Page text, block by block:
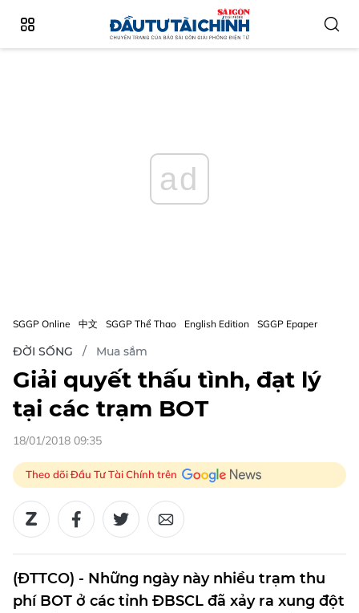
ad
SGGP Online 中文 SGGP Thể Thao English Edition SGGP Epaper
ĐỜI SỐNG Mua sắm
Giải quyết thấu tình, đạt lý
tại các trạm BOT
18/01/2018 09:35
Theo dõi Đầu Tư Tài Chính trên
(ĐTTCO) - Những ngày này nhiều trạm thu
phí BOT ở các tỉnh ĐBSCL đã xảy ra xung đột